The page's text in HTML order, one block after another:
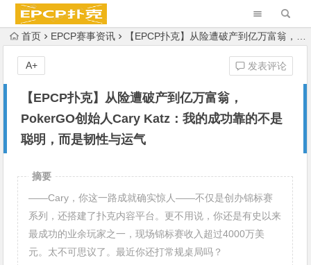
首页 EPCP赛事资讯 【EPCP扑克】从险遭破产到亿万富翁，PokerGO创始人Cary Katz：我的成功靠的不是聪明，而是韧性与运气
【EPCP扑克】从险遭破产到亿万富翁，
PokerGO创始人Cary Katz：我的成功靠的不是
聪明，而是韧性与运气
发表评论
A+
摘要
——Cary，你这一路成就确实惊人——不仅是创办锦标赛
系列，还搭建了扑克内容平台。更不用说，你还是有史以来
最成功的业余玩家之一，现场锦标赛收入超过4000万美
元。太不可思议了。最近你还打常规桌局吗？